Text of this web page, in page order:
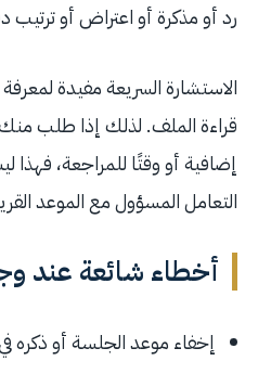
رد أو مذكرة أو اعتراض أو ترتيب
الاستشارة السريعة مفيدة
قراءة الملف. لذلك إذا طلب
إضافية أو وقتًا للمراجعة،
التعامل المسؤول مع الموعد
أخطاء شائعة عند
إخفاء موعد الجلسة أو ذكره